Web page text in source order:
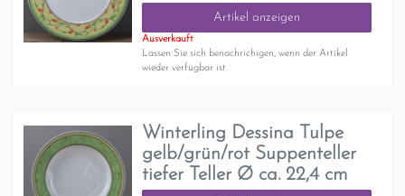
Artikel anzeigen
Ausverkauft
Lassen Sie sich benachrichigen, wenn der Artikel
wieder verfügbar ist.
Winterling Dessina Tulpe
gelb/grün/rot Suppenteller
tiefer Teller Ø ca. 22,4 cm